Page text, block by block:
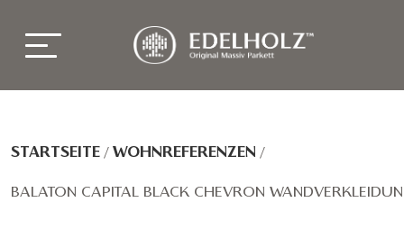
STARTSEITE / WOHNREFERENZEN /
BALATON CAPITAL BLACK CHEVRON